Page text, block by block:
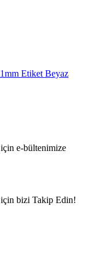
Etiket Beyaz
e-bültenimize
bizi Takip Edin!